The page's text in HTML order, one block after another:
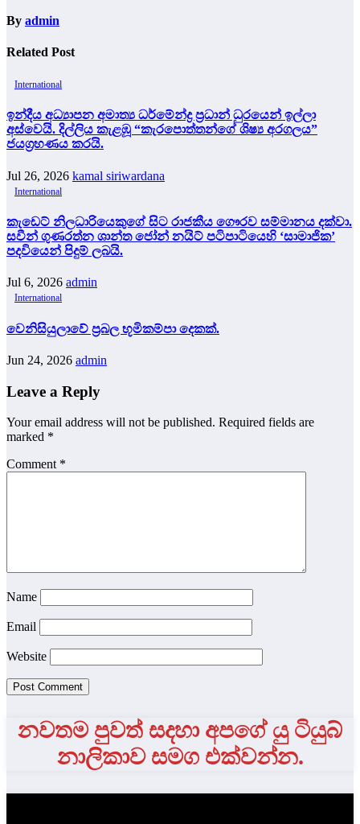
By admin
Related Post
International
ඉන්දීය අධ්‍යාපන අමාත්‍ය ධර්මේන්ද්‍ර ප්‍රධාන් ධුරයෙන් ඉල්ලා
අස්වෙයි. දිල්ලිය කැළඹූ “කැරපොත්තන්ගේ ශිෂ්‍ය අරගලය”
ජයග්‍රහණය කරයි.
Jul 26, 2026 kamal siriwardana
International
කැඩෙට් නිලධාරියෙකුගේ සිට රාජකීය ගෞරව සම්මානය දක්වා.
සවීන් ගුණරත්න ශාන්ත ජෝන් නයිට් පටිපාටියෙහි ‘සාමාජික’
පදවියෙන් පිදුම් ලබයි.
Jul 6, 2026 admin
International
වෙනිසියුලාවේ ප්‍රබල භූමිකම්පා දෙකක්.
Jun 24, 2026 admin
Leave a Reply
Your email address will not be published. Required fields are
marked *
Comment *
Name
Email
Website
නවතම පුවත් සදහා අපගේ යු ටියුබ්
නාලිකාව සමග එක්වන්න.